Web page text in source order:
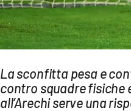
LAC TV
LAC NETWORK
LAC ONAIR
LaC
Network
La sconfitta pesa e
contro squadre fisiche
all’Arechi serve una